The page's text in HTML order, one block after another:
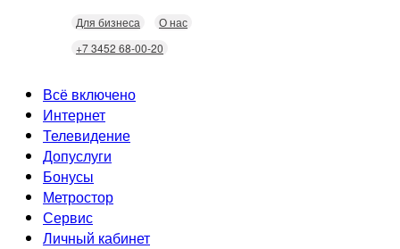
Для бизнеса
О нас
+7 3452 68-00-20
Всё включено
Интернет
Скорость
Безопасность
Wi-Fi
Технологии
Телевидение
Кабельное ТВ
Интерактивное ТВ
Допуслуги
Видеонаблюдение
Домофония
Бонусы
Статусы
Бонусы
Скидки
Метростор
Сервис
Неисправности
Личный кабинет